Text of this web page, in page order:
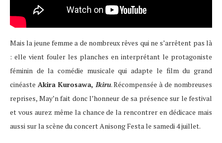
Mais la jeune femme a de nombreux rêves qui ne s’arrêtent pas là
: elle vient fouler les planches en interprétant le protagoniste
féminin de la comédie musicale qui adapte le film du grand
cinéaste Akira Kurosawa, Ikiru. Récompensée à de nombreuses
reprises, May’n fait donc l’honneur de sa présence sur le festival
et vous aurez même la chance de la rencontrer en dédicace mais
aussi sur la scène du concert Anisong Festa le samedi 4 juillet.